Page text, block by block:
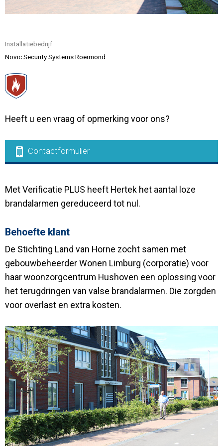
Contact
Installatiebedrijf
Novic Security Systems Roermond
Heeft u een vraag of opmerking voor ons?
Contactformulier
Met Verificatie PLUS heeft Hertek het aantal loze
brandalarmen gereduceerd tot nul.
Behoefte klant
De Stichting Land van Horne zocht samen met
gebouwbeheerder Wonen Limburg (corporatie) voor
haar woonzorgcentrum Hushoven een oplossing voor
het terugdringen van valse brandalarmen. Die zorgden
voor overlast en extra kosten.